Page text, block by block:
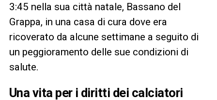
3:45 nella sua città natale, Bassano del
Grappa, in una casa di cura dove era
ricoverato da alcune settimane a seguito di
un peggioramento delle sue condizioni di
salute.
Una vita per i diritti dei calciatori